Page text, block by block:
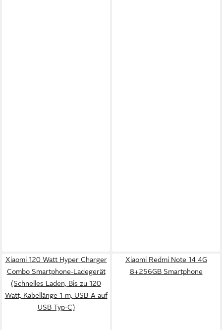
Xiaomi 120 Watt Hyper Charger
Combo Smartphone-Ladegerät
(Schnelles Laden, Bis zu 120
Watt, Kabellänge 1 m, USB-A auf
USB Typ-C)
Xiaomi Redmi Note 14 4G
8+256GB Smartphone